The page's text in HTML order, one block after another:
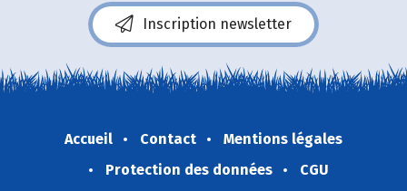
Inscription newsletter
Accueil Contact
Mentions légales
Protection des données
CGU